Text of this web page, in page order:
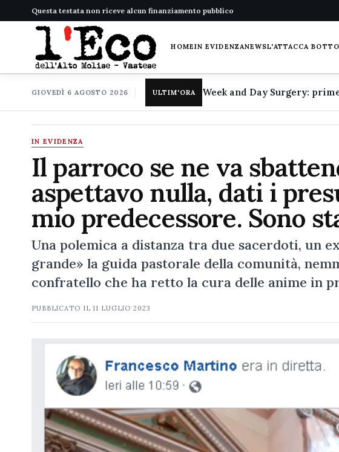
Questa testata non riceve alcun finanziamento pubblico
HOMEIN EVIDENZANEWSL'ATTACCA
GIOVEDÌ 6 AGOSTO 2026 ULTIM'ORA
IN EVIDENZA
Il parroco se ne va
aspettavo nulla, dati i
mio predecessore. Sono
Una polemica a distanza tra due sacerdoti, un
grande» la guida pastorale della comunità,
confratello che ha retto la cura delle anime in
PUBBLICATO IL11 LUGLIO 2023